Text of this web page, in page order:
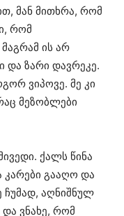
მან მითხრა, რომ
რომ
ის არ
და ზარი დავრეკე.
ვიპოვე. მე კი
მეზობლები
ქალს წინა
კარები გააღო და
ჩუმად, აღნიშნულ
ვნახე, რომ